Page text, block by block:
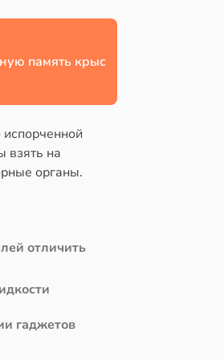
память крыс
испорченной
взять на
органы.
отличить
гаджетов